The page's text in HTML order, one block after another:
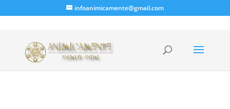
infoanimicamente@gmail.com